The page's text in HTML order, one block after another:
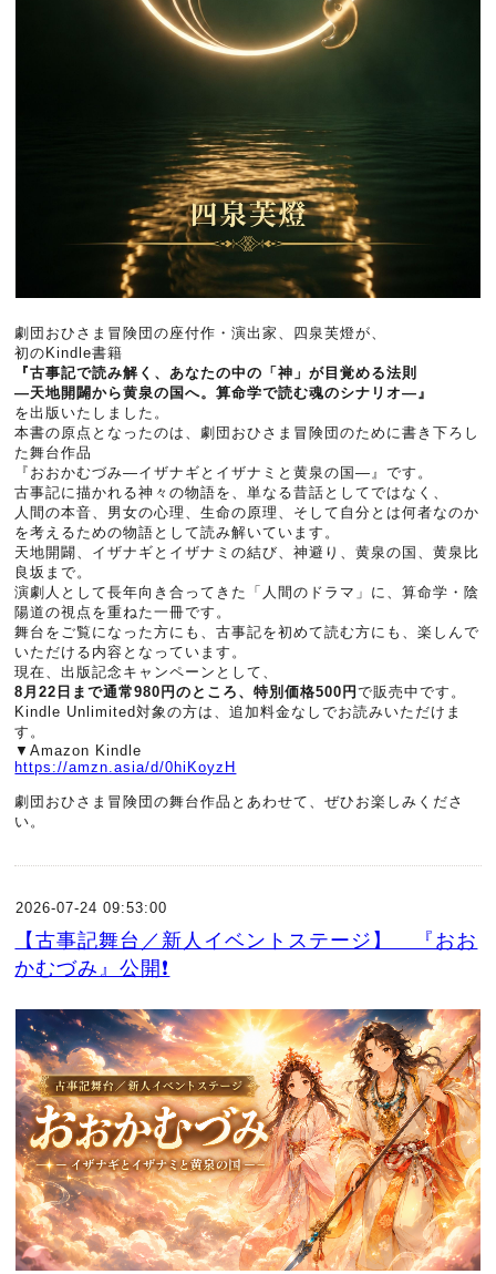
劇団おひさま冒険団の座付作・演出家、四泉芙燈が、
初のKindle書籍
『古事記で読み解く、あなたの中の「神」が目覚める法則
―天地開闢から黄泉の国へ。算命学で読む魂のシナリオ―』
を出版いたしました。
本書の原点となったのは、劇団おひさま冒険団のために書き下ろし
た舞台作品
『おおかむづみ―イザナギとイザナミと黄泉の国―』です。
古事記に描かれる神々の物語を、単なる昔話としてではなく、
人間の本音、男女の心理、生命の原理、そして自分とは何者なのか
を考えるための物語として読み解いています。
天地開闢、イザナギとイザナミの結び、神避り、黄泉の国、黄泉比
良坂まで。
演劇人として長年向き合ってきた「人間のドラマ」に、算命学・陰
陽道の視点を重ねた一冊です。
舞台をご覧になった方にも、古事記を初めて読む方にも、楽しんで
いただける内容となっています。
現在、出版記念キャンペーンとして、
8月22日まで通常980円のところ、特別価格500円で販売中です。
Kindle Unlimited対象の方は、追加料金なしでお読みいただけま
す。
▼Amazon Kindle
https://amzn.asia/d/0hiKoyzH
劇団おひさま冒険団の舞台作品とあわせて、ぜひお楽しみくださ
い。
2026-07-24 09:53:00
【古事記舞台／新人イベントステージ】 『おお
かむづみ』公開❗